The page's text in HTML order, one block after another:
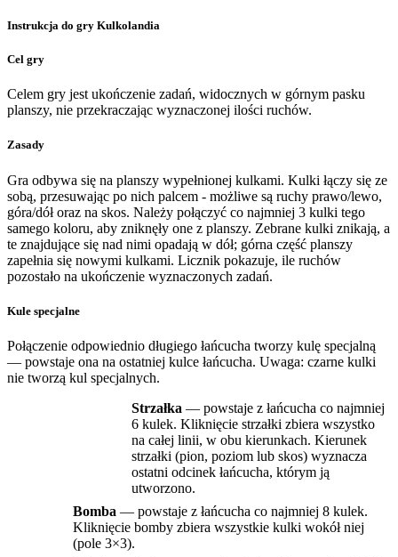
Instrukcja do gry Kulkolandia
Cel gry
Celem gry jest ukończenie zadań, widocznych w górnym pasku
planszy, nie przekraczając wyznaczonej ilości ruchów.
Zasady
Gra odbywa się na planszy wypełnionej kulkami. Kulki łączy się ze
sobą, przesuwając po nich palcem - możliwe są ruchy prawo/lewo,
góra/dół oraz na skos. Należy połączyć co najmniej 3 kulki tego
samego koloru, aby zniknęły one z planszy. Zebrane kulki znikają, a
te znajdujące się nad nimi opadają w dół; górna część planszy
zapełnia się nowymi kulkami. Licznik pokazuje, ile ruchów
pozostało na ukończenie wyznaczonych zadań.
Kule specjalne
Połączenie odpowiednio długiego łańcucha tworzy kulę specjalną
— powstaje ona na ostatniej kulce łańcucha. Uwaga: czarne kulki
nie tworzą kul specjalnych.
Strzałka — powstaje z łańcucha co najmniej
6 kulek. Kliknięcie strzałki zbiera wszystko
na całej linii, w obu kierunkach. Kierunek
strzałki (pion, poziom lub skos) wyznacza
ostatni odcinek łańcucha, którym ją
utworzono.
Bomba — powstaje z łańcucha co najmniej 8 kulek.
Kliknięcie bomby zbiera wszystkie kulki wokół niej
(pole 3×3).